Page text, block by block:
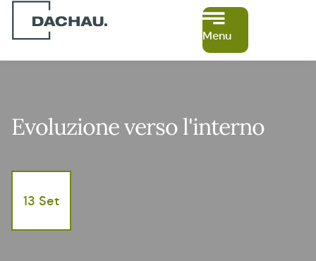
Menu
Evoluzione verso l'interno
13 Set